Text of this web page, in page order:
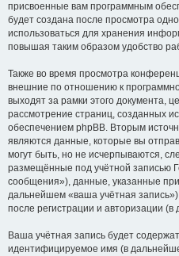
присвоенные вам программным
будет создана после просмотра
использоваться для хранения
повышая таким образом удобство
Также во время просмотра
внешние по отношению к
выходят за рамки этого документа,
рассмотрение страниц, созданных
обеспечением phpBB. Вторым
являются данные, которые вы
могут быть, но не исчерпываются,
размещённые под учётной записью
сообщения»), данные, указанные
дальнейшем «ваша учётная
после регистрации и авторизации
Ваша учётная запись будет
идентифицируемое имя (в